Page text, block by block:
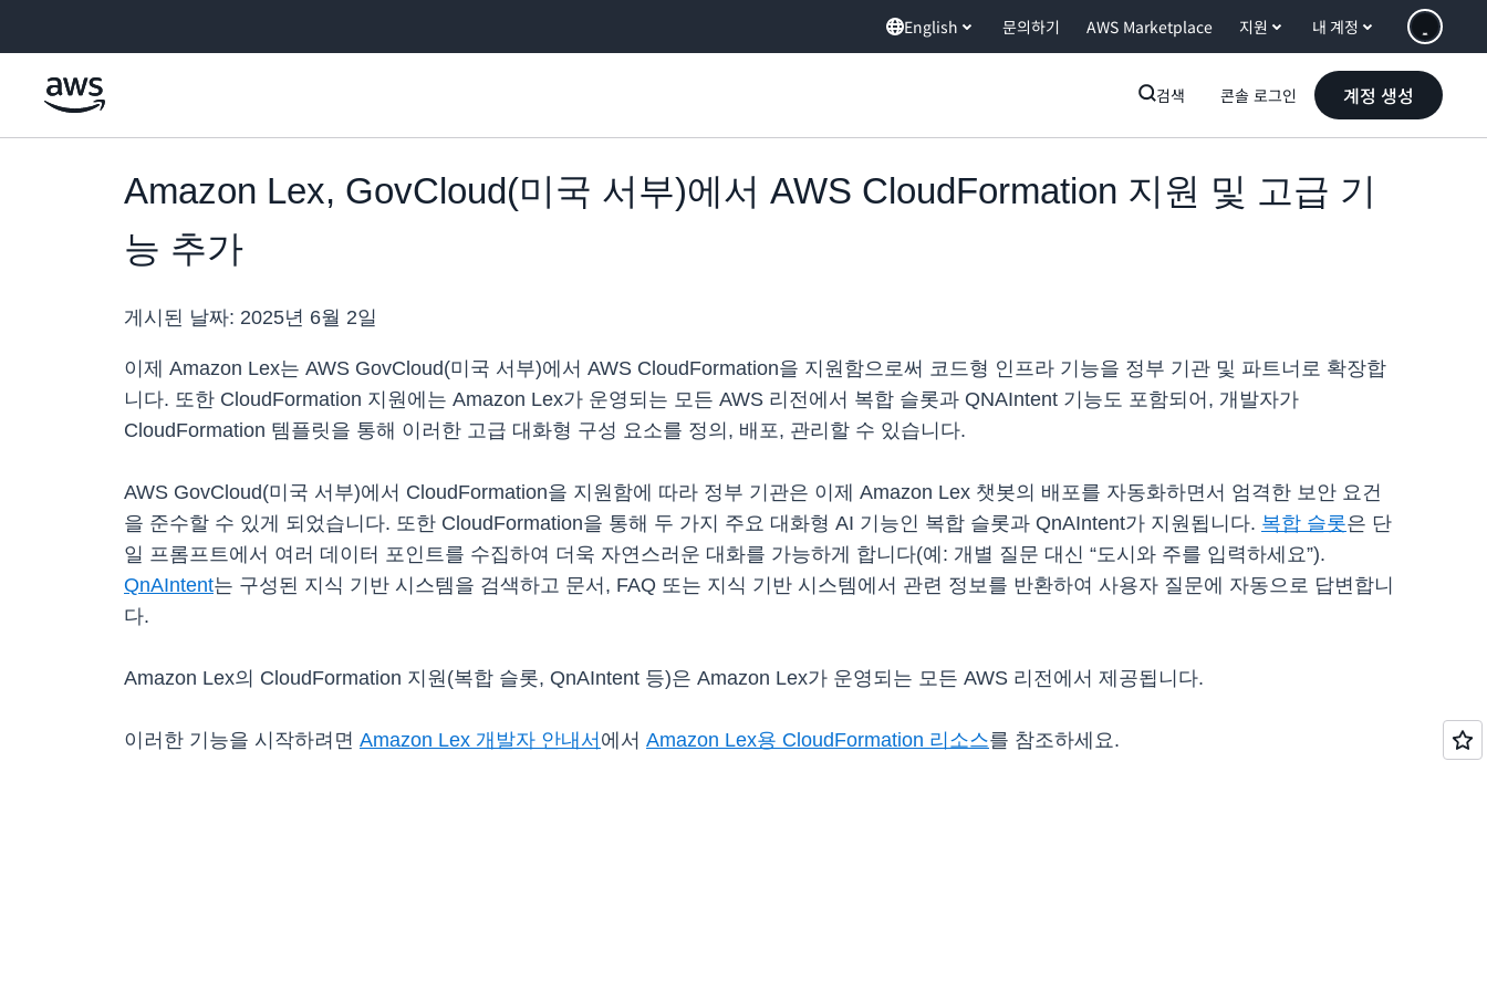
English 문의하기 AWS Marketplace 지원 내 계정
검색 콘솔 로그인 계정 생성
Amazon Lex, GovCloud(미국 서부)에서 AWS CloudFormation 지원 및 고급 기
능 추가
게시된 날짜: 2025년 6월 2일
이제 Amazon Lex는 AWS GovCloud(미국 서부)에서 AWS CloudFormation을 지원함으로써 코드형 인프라 기능을 정부 기관 및 파트너로 확장합
니다. 또한 CloudFormation 지원에는 Amazon Lex가 운영되는 모든 AWS 리전에서 복합 슬롯과 QNAIntent 기능도 포함되어, 개발자가
CloudFormation 템플릿을 통해 이러한 고급 대화형 구성 요소를 정의, 배포, 관리할 수 있습니다.
AWS GovCloud(미국 서부)에서 CloudFormation을 지원함에 따라 정부 기관은 이제 Amazon Lex 챗봇의 배포를 자동화하면서 엄격한 보안 요건
을 준수할 수 있게 되었습니다. 또한 CloudFormation을 통해 두 가지 주요 대화형 AI 기능인 복합 슬롯과 QnAIntent가 지원됩니다. 복합 슬롯은 단
일 프롬프트에서 여러 데이터 포인트를 수집하여 더욱 자연스러운 대화를 가능하게 합니다(예: 개별 질문 대신 “도시와 주를 입력하세요”).
QnAIntent는 구성된 지식 기반 시스템을 검색하고 문서, FAQ 또는 지식 기반 시스템에서 관련 정보를 반환하여 사용자 질문에 자동으로 답변합니
다.
Amazon Lex의 CloudFormation 지원(복합 슬롯, QnAIntent 등)은 Amazon Lex가 운영되는 모든 AWS 리전에서 제공됩니다.
이러한 기능을 시작하려면 Amazon Lex 개발자 안내서 에서 Amazon Lex용 CloudFormation 리소스를 참조하세요.